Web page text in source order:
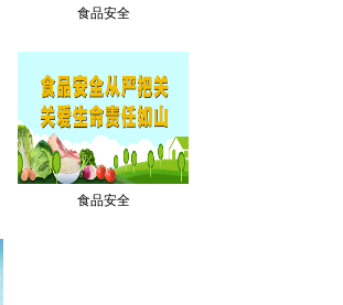
食品安全
食品安全